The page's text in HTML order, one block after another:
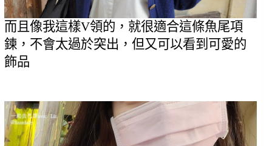
而且像我這樣V領的，就很適合這條魚尾項
鍊，不會太過於突出，但又可以看到可愛的
飾品